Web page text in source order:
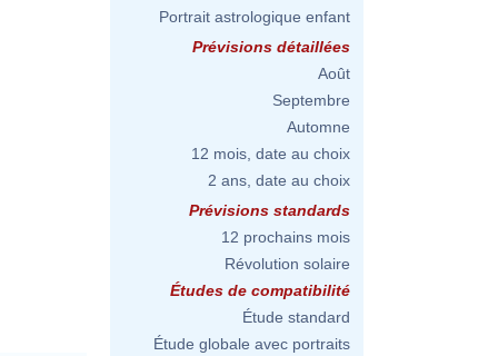
Portrait astrologique enfant
Prévisions détaillées
Août
Septembre
Automne
12 mois, date au choix
2 ans, date au choix
Prévisions standards
12 prochains mois
Révolution solaire
Études de compatibilité
Étude standard
Étude globale avec portraits